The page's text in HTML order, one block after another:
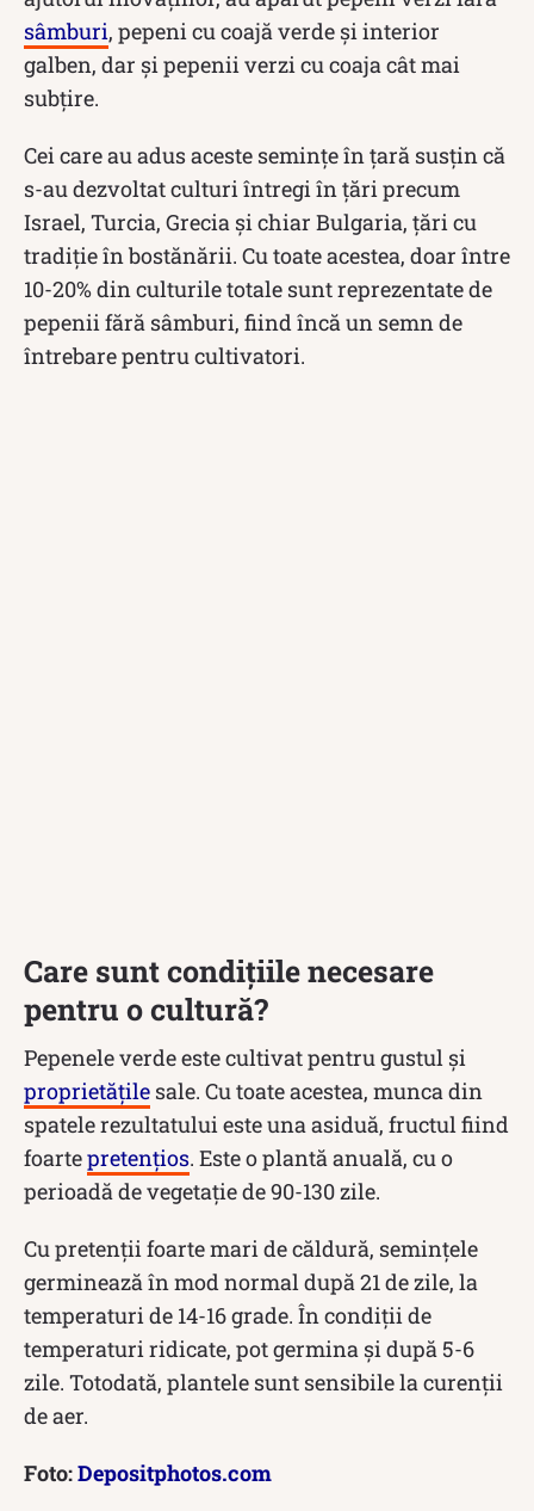
sâmburi, pepeni cu coajă verde și interior
galben, dar și pepenii verzi cu coaja cât mai
subțire.
Cei care au adus aceste semințe în țară susțin că
s-au dezvoltat culturi întregi în țări precum
Israel, Turcia, Grecia și chiar Bulgaria, țări cu
tradiție în bostănării. Cu toate acestea, doar între
10-20% din culturile totale sunt reprezentate de
pepenii fără sâmburi, fiind încă un semn de
întrebare pentru cultivatori.
Care sunt condițiile necesare
pentru o cultură?
Pepenele verde este cultivat pentru gustul și
proprietățile sale. Cu toate acestea, munca din
spatele rezultatului este una asiduă, fructul fiind
foartepretențios. Este o plantă anuală, cu o
perioadă de vegetație de 90-130 zile.
Cu pretenții foarte mari de căldură, semințele
germinează în mod normal după 21 de zile, la
temperaturi de 14-16 grade. În condiții de
temperaturi ridicate, pot germina și după 5-6
zile. Totodată, plantele sunt sensibile la curenții
de aer.
Foto:Depositphotos.com